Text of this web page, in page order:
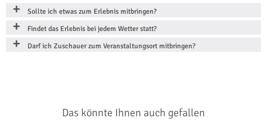
Sollte ich etwas zum Erlebnis mitbringen?
Findet das Erlebnis bei jedem Wetter statt?
Darf ich Zuschauer zum Veranstaltungsort mitbringen?
Das könnte Ihnen auch gefallen